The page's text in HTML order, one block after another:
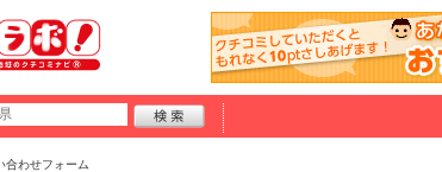
合わせフォーム